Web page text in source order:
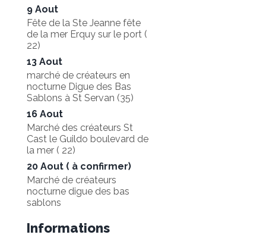
9 Aout
Fête de la Ste Jeanne fête
de la mer Erquy sur le port (
22)
13 Aout
marché de créateurs en
nocturne Digue des Bas
Sablons à St Servan (35)
16 Aout
Marché des créateurs St
Cast le Guildo boulevard de
la mer ( 22)
20 Aout ( à confirmer)
Marché de créateurs
nocturne digue des bas
sablons
Informations